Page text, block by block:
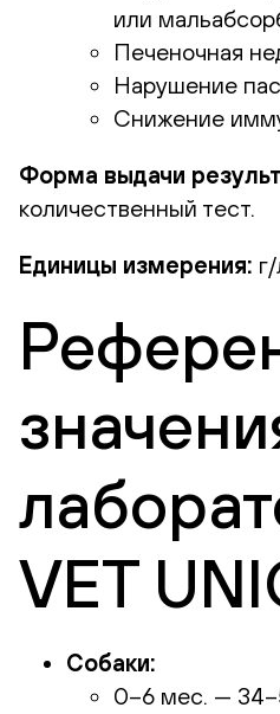
или
Печеночная
Нарушение
Снижение
Форма выдачи
количественный тест.
Единицы измерения:
VET
Собаки:
0–6 мес. —